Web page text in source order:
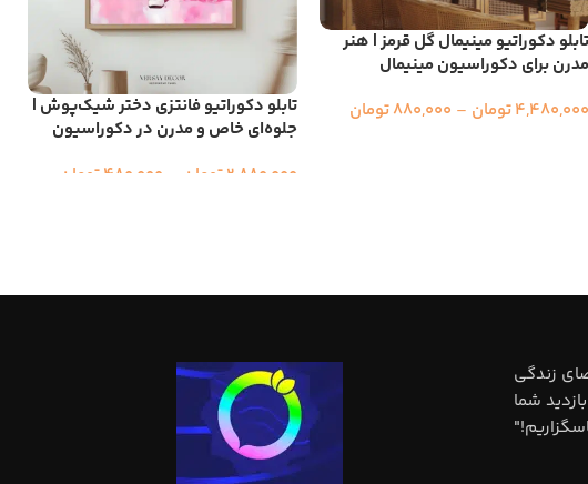
تابلو دکوراتیو مینیمال گل قرمز | هنر
مدرن برای دکوراسیون مینیمال
4,480,000تومان –
880,000تومان
تابلو دکوراتیو فانتزی دختر شیک‌پوش |
جلوه‌ای خاص و مدرن در دکوراسیون
2,880,000تومان 480,000تومان
زندگی
شما